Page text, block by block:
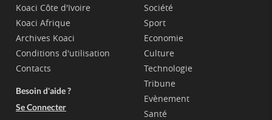
Koaci Côte d'Ivoire
Koaci Afrique
Archives Koaci
Conditions d'utilisation
Contacts
Besoin d'aide ?
Se Connecter
Société
Sport
Economie
Culture
Technologie
Tribune
Evènement
Santé